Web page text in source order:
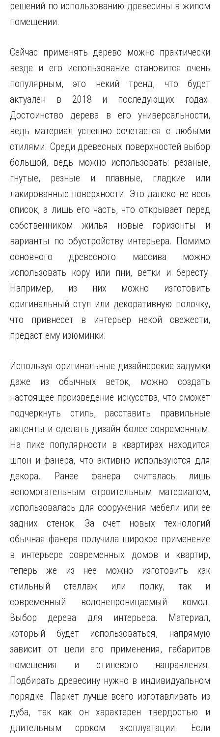
решений по использованию древесины в жилом
помещении.
Сейчас применять дерево можно практически
везде и его использование становится очень
популярным, это некий тренд, что будет
актуален в 2018 и последующих годах.
Достоинство дерева в его универсальности,
ведь материал успешно сочетается с любыми
стилями. Среди древесных поверхностей выбор
большой, ведь можно использовать: резаные,
гнутые, резные и плавные, гладкие или
лакированные поверхности. Это далеко не весь
список, а лишь его часть, что открывает перед
собственником жилья новые горизонты и
варианты по обустройству интерьера. Помимо
основного древесного массива можно
использовать кору или пни, ветки и бересту.
Например, из них можно изготовить
оригинальный стул или декоративную полочку,
что привнесет в интерьер некой свежести,
предаст ему изюминки.
Используя оригинальные дизайнерские задумки
даже из обычных веток, можно создать
настоящее произведение искусства, что сможет
подчеркнуть стиль, расставить правильные
акценты и сделать дизайн более современным.
На пике популярности в квартирах находится
шпон и фанера, что активно используются для
декора. Ранее фанера считалась лишь
вспомогательным строительным материалом,
использовалась для сооружения мебели или ее
задних стенок. За счет новых технологий
обычная фанера получила широкое применение
в интерьере современных домов и квартир,
теперь же из нее можно изготовить как
стильный стеллаж или полку, так и
современный водонепроницаемый комод.
Выбор дерева для интерьера. Материал,
который будет использоваться, напрямую
зависит от цели его применения, габаритов
помещения и стилевого направления.
Подбирать древесину нужно в индивидуальном
порядке. Паркет лучше всего изготавливать из
дуба, так как он характерен твердостью и
длительным сроком эксплуатации. Если